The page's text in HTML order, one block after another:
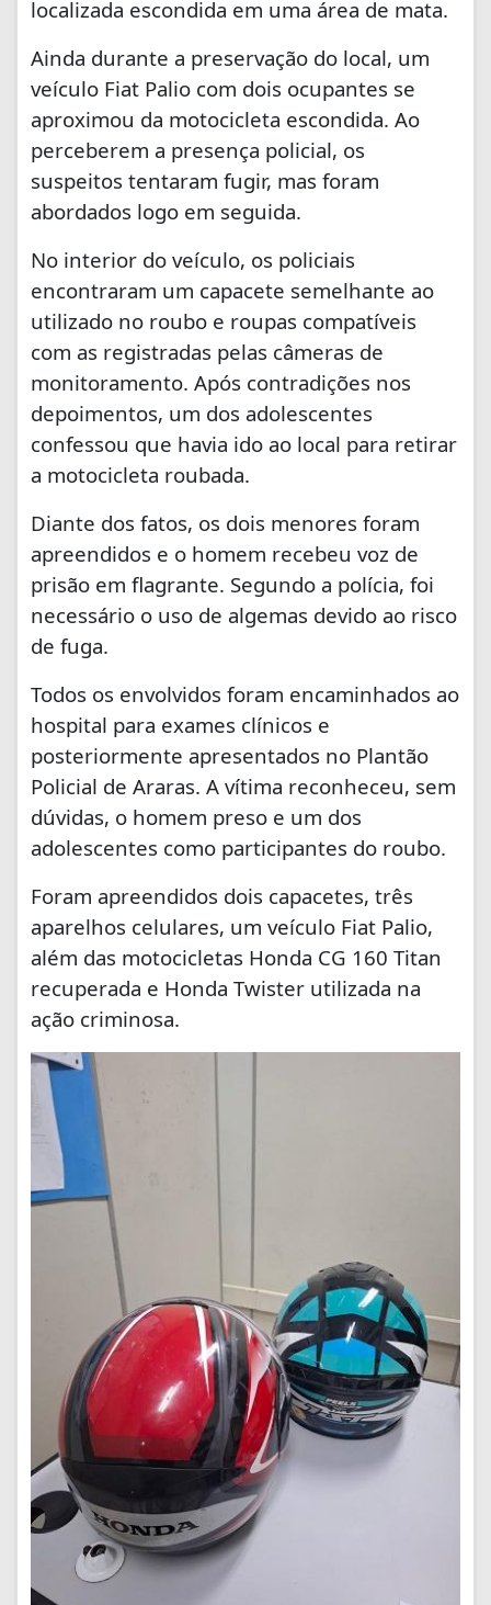
localizada escondida em uma área de mata.
Ainda durante a preservação do local, um
veículo Fiat Palio com dois ocupantes se
aproximou da motocicleta escondida. Ao
perceberem a presença policial, os
suspeitos tentaram fugir, mas foram
abordados logo em seguida.
No interior do veículo, os policiais
encontraram um capacete semelhante ao
utilizado no roubo e roupas compatíveis
com as registradas pelas câmeras de
monitoramento. Após contradições nos
depoimentos, um dos adolescentes
confessou que havia ido ao local para retirar
a motocicleta roubada.
Diante dos fatos, os dois menores foram
apreendidos e o homem recebeu voz de
prisão em flagrante. Segundo a polícia, foi
necessário o uso de algemas devido ao risco
de fuga.
Todos os envolvidos foram encaminhados ao
hospital para exames clínicos e
posteriormente apresentados no Plantão
Policial de Araras. A vítima reconheceu, sem
dúvidas, o homem preso e um dos
adolescentes como participantes do roubo.
Foram apreendidos dois capacetes, três
aparelhos celulares, um veículo Fiat Palio,
além das motocicletas Honda CG 160 Titan
recuperada e Honda Twister utilizada na
ação criminosa.